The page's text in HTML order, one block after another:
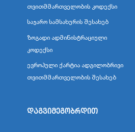
თვითმმართველობის კოდექსი
საჯარო სამსახურის შესახებ
ზოგადი ადმინისტრაციული
კოდექსი
ევროპული ქარტია ადგილობრივი
თვითმმართველობის შესახებ
დაგვიმეგობრდით